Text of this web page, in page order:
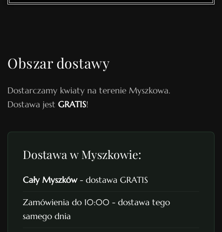
Obszar dostawy
Dostarczamy kwiaty na terenie Myszkowa.
Dostawa jest GRATIS!
Dostawa w Myszkowie:
Cały Myszków- dostawa GRATIS
Zamówienia do 10:00 - dostawa tego
samego dnia